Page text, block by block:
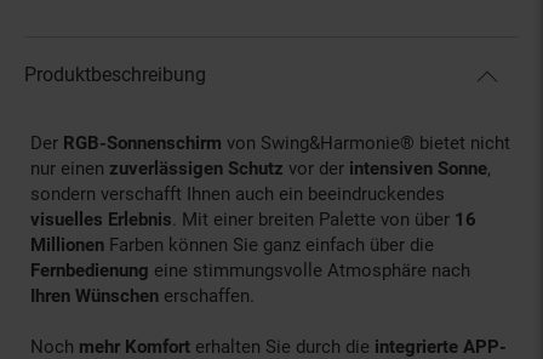
Produktbeschreibung
Der RGB-Sonnenschirm von Swing&Harmonie® bietet nicht
nur einen zuverlässigen Schutz vor der intensiven Sonne,
sondern verschafft Ihnen auch ein beeindruckendes
visuelles Erlebnis . Mit einer breiten Palette von über 16
Millionen Farben können Sie ganz einfach über die
Fernbedienung eine stimmungsvolle Atmosphäre nach
Ihren Wünschen erschaffen.
Noch mehr Komfort erhalten Sie durch die integrierte APP-